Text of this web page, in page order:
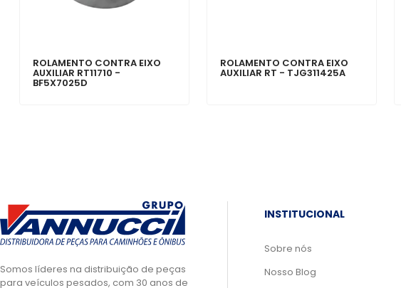
ROLAMENTO CONTRA EIXO
AUXILIAR RT11710 -
BF5X7025D
ROLAMENTO CONTRA EIXO
AUXILIAR RT - TJG311425A
Somos líderes na distribuição de peças
para veículos pesados, com 30 anos de
INSTITUCIONAL
Sobre nós
Nosso Blog